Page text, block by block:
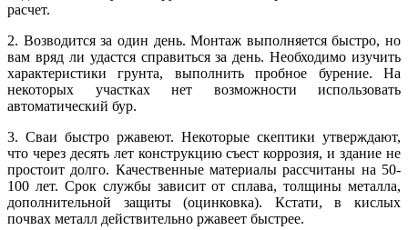
расчет.
2. Возводится за один день. Монтаж выполняется быстро, но
вам вряд ли удастся справиться за день. Необходимо изучить
характеристики грунта, выполнить пробное бурение. На
некоторых участках нет возможности использовать
автоматический бур.
3. Сваи быстро ржавеют. Некоторые скептики утверждают,
что через десять лет конструкцию съест коррозия, и здание не
простоит долго. Качественные материалы рассчитаны на 50-
100 лет. Срок службы зависит от сплава, толщины металла,
дополнительной защиты (оцинковка). Кстати, в кислых
почвах металл действительно ржавеет быстрее.